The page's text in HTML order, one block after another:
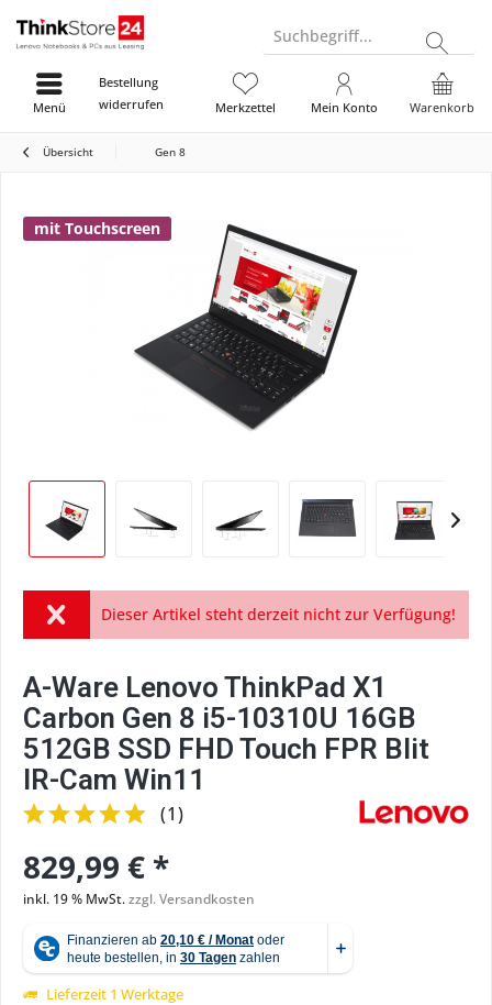
Suchbegriff...
Bestellung
widerrufen
Warenkorb
Merkzettel Mein Konto
Menü
Übersicht Gen 8
mit Touchscreen
Dieser Artikel steht derzeit nicht zur Verfügung!
A-Ware Lenovo ThinkPad X1
Carbon Gen 8 i5-10310U 16GB
512GB SSD FHD Touch FPR Blit
IR-Cam Win11
(1)
829,99 € *
inkl. 19 % MwSt.zzgl. Versandkosten
Lieferzeit 1 Werktage